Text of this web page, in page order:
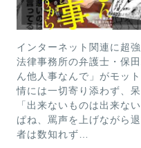
インターネット関連に超
法律事務所の弁護士・保
ん他人事なんで」がモッ
情には一切寄り添わず、
「出来ないものは出来な
ぱね、罵声を上げながら
者は数知れず…